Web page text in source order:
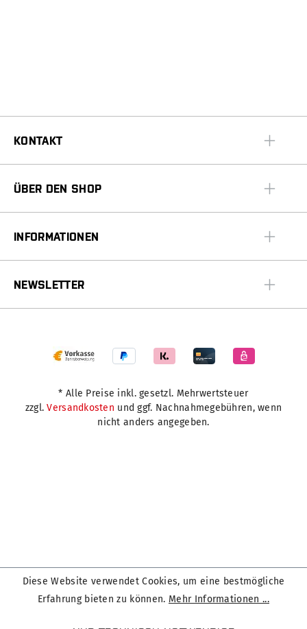
KONTAKT
ÜBER DEN SHOP
INFORMATIONEN
NEWSLETTER
* Alle Preise inkl. gesetzl. Mehrwertsteuer
zzgl.Versandkosten und ggf. Nachnahmegebühren, wenn
nicht anders angegeben.
Diese Website verwendet Cookies, um eine bestmögliche
Erfahrung bieten zu können. Mehr Informationen ...